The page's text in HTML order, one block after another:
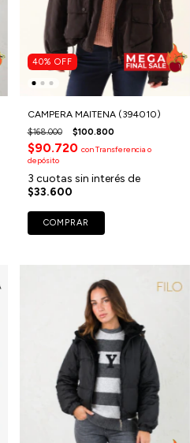
40% OFF
CAMPERA MAITENA (394010)
$168.000 $100.800
$90.720 conTransferencia o
depósito
3 cuotas sin interés de
$33.600
COMPRAR